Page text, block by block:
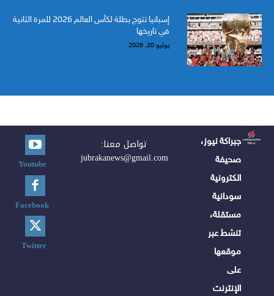
إسبانيا تتوج بطلة لكأس العالم 2026 للمرة الثانية
في تاريخها
يوليو 20, 2026
جبراكة نيوز،
صحيفة
الكترونية
سودانية
مستقلة،
تنشط عبر
موقعها
على
الإنترنت
تواصل معنا:
jubrakanews@gmail.com
Youtube
Facebook
Twitter